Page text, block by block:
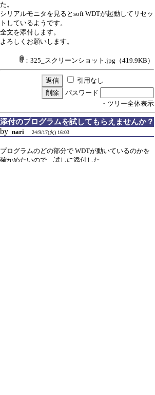
た。
シリアルモニタを見るとsoft WDTが起動してリセッ
トしているようです。
全文を添付します。
よろしくお願いします。
：325_スクリーンショット.jpg （419.9KB）
引用なし
パスワード
・ツリー全体表示
添付のプログラムを試してもらえませんか？
by nari 24/9/17(火) 16:03
プログラムのどの部分で WDTが動いているのかを
確かめたいので、試しに添付した